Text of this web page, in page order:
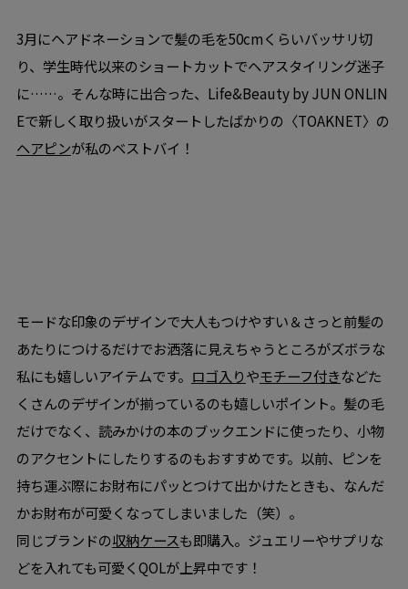
3月にヘアドネーションで髪の毛を50cmくらいバッサリ切
り、学生時代以来のショートカットでヘアスタイリング迷子
に……。そんな時に出合った、Life&Beauty by JUN ONLIN
Eで新しく取り扱いがスタートしたばかりの〈TOAKNET〉の
ヘアピンが私のベストバイ！
モードな印象のデザインで大人もつけやすい＆さっと前髪の
あたりにつけるだけでお洒落に見えちゃうところがズボラな
私にも嬉しいアイテムです。 ロゴ入りやモチーフ付きなどた
くさんのデザインが揃っているのも嬉しいポイント。髪の毛
だけでなく、読みかけの本のブックエンドに使ったり、小物
のアクセントにしたりするのもおすすめです。以前、ピンを
持ち運ぶ際にお財布にパッとつけて出かけたときも、なんだ
かお財布が可愛くなってしまいました（笑）。
同じブランドの収納ケースも即購入。ジュエリーやサプリな
どを入れても可愛くQOLが上昇中です！